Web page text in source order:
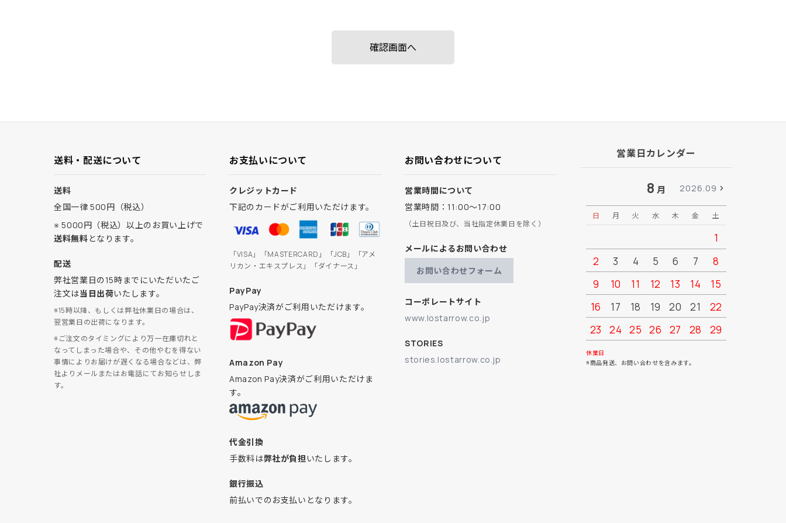
送料・配送について
送料
全国一律 500円（税込）
※ 5000円（税込）以上のお買い上げで
送料無料となります。
配送
弊社営業日の15時までにいただいたご
注文は当日出荷いたします。
※15時以降、もしくは弊社休業日の場合は、
翌営業日の出荷になります。
※ご注文のタイミングにより万一在庫切れと
なってしまった場合や、その他やむを得ない
事情によりお届けが遅くなる場合などは、弊
社よりメールまたはお電話にてお知らせしま
す。
お支払いについて
クレジットカード
下記のカードがご利用いただけます。
「VISA」「MASTERCARD」「JCB」「アメ
リカン・エキスプレス」「ダイナース」
PayPay
PayPay決済がご利用いただけます。
Amazon Pay
Amazon Pay決済がご利用いただけま
す。
代金引換
手数料は弊社が負担いたします。
銀行振込
前払いでのお支払いとなります。
お問い合わせについて
営業時間について
営業時間：11:00～17:00
（土日祝日及び、当社指定休業日を除く）
メールによるお問い合わせ
お問い合わせフォーム
コーポレートサイト
www.lostarrow.co.jp
STORIES
stories.lostarrow.co.jp
営業日カレンダー
8 月 2026.09
日 月 火 水 木 金 土
1
2
3 4 5 6 7
8
9
10 11 12 13 14
15
16
17 18 19 20 21
22
23
24 25 26 27 28
29
30
休業日
※商品発送、お問い合わせを含みます。